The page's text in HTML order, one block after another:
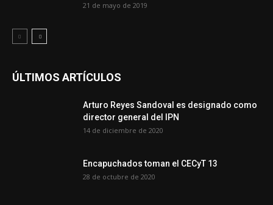
21 de mayo de 2019
ÚLTIMOS ARTÍCULOS
Arturo Reyes Sandoval es designado como
director general del IPN
14 de diciembre de 2020
Encapuchados toman el CECyT 13
28 de octubre de 2020